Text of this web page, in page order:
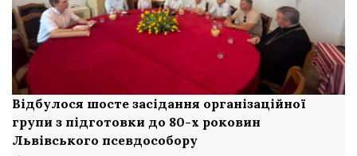
Відбулося шосте засідання організаційної
групи з підготовки до 80-х роковин
Львівського псевдособору